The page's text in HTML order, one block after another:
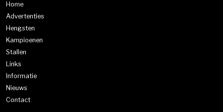
Home
Advertenties
Hengsten
Kampioenen
Stallen
Links
Informatie
Nieuws
Contact